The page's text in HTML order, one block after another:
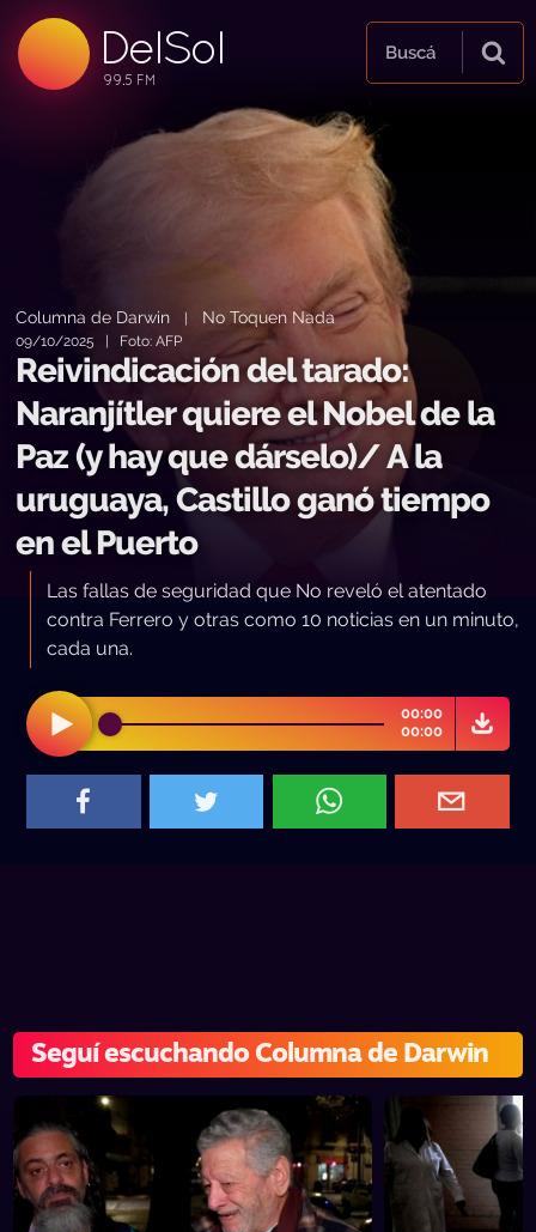
DelSol
99.5 FM
Buscá
Columna de Darwin No Toquen Nada
09/10/2025 | Foto: AFP
Reivindicación del tarado:
Naranjítler quiere el Nobel de la
Paz (y hay que dárselo)/ A la
uruguaya, Castillo ganó tiempo
en el Puerto
Las fallas de seguridad que No reveló el atentado
contra Ferrero y otras como 10 noticias en un minuto,
cada una.
00:00
00:00
Seguí escuchando Columna de Darwin